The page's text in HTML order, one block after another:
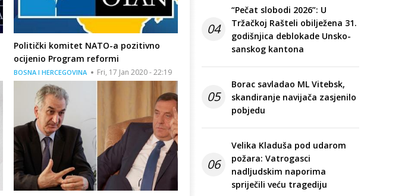
Politički komitet NATO-a pozitivno
ocijenio Program reformi
BOSNA I HERCEGOVINA Fri, 17 Jan 2020 - 22:19
04
“Pečat slobodi 2026”: U
Tržačkoj Rašteli obilježena 31.
godišnjica deblokade Unsko-
sanskog kantona
05
Borac savladao ML Vitebsk,
skandiranje navijača zasjenilo
pobjedu
06
Velika Kladuša pod udarom
požara: Vatrogasci
nadljudskim naporima
spriječili veću tragediju